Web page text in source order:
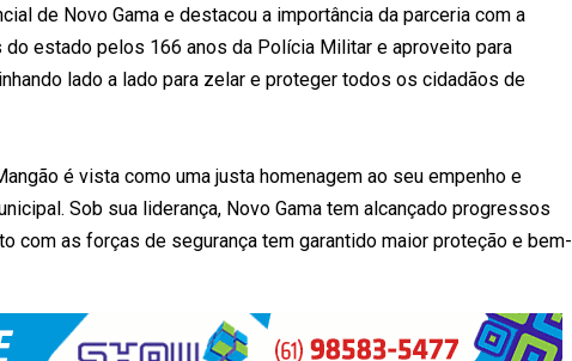
de Novo Gama e destacou a importância da parceria com a
estado pelos 166 anos da Polícia Militar e aproveito para
lado a lado para zelar e proteger todos os cidadãos de
é vista como uma justa homenagem ao seu empenho e
Sob sua liderança, Novo Gama tem alcançado progressos
com as forças de segurança tem garantido maior proteção e bem-